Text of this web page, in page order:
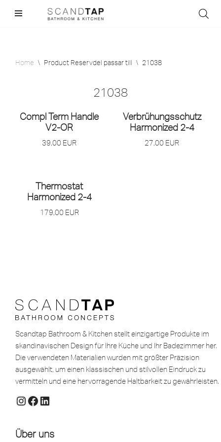
Home \ Product Reservdel passar till \ 21038
21038
Compl Term Handle
V2-OR
39,00 EUR
Verbrühungsschutz
Harmonized 2-4
27,00 EUR
Thermostat
Harmonized 2-4
179,00 EUR
Scandtap Bathroom & Kitchen stellt einzigartige Produkte im
skandinavischen Design für Ihre Küche und Ihr Badezimmer her.
Die verwendeten Materialien wurden mit größter Präzision
ausgewählt, um einen klassischen und stilvollen Eindruck zu
vermitteln und eine hervorragende Haltbarkeit zu gewährleisten.
Über uns